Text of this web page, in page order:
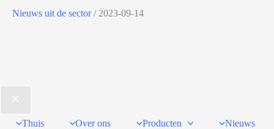
Nieuws uit de sector/ 2023-09-14
Thuis Over ons Producten
Nieuws